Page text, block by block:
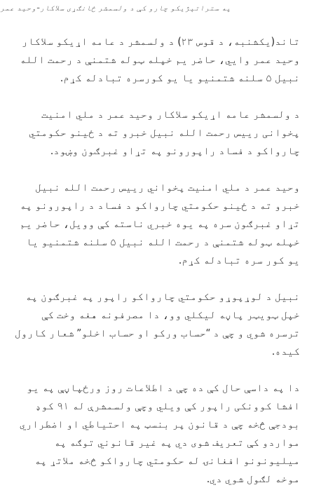
په ستراتېژیکو چارو کې د ولسمشر ځانګړی سلاکار-وحید عمر
تاند(یکشنبه، د قوس ۲۳) د ولسمشر د عامه اړیکو سلاکار
وحید عمر وایي، حاضر یم خپله ټوله شتمنې د رحمت الله
نبیل ۵ سلنه شتمنیو یا یو کورسره تبادله کړم.
د ولسمشر عامه اړیکو سلاکار وحید عمر د ملي امنیت
پخوانی رييس رحمت الله نبیل خبرو ته د ځینو حکومتي
چارواکو د فساد راپورونو په تړاو غبرګون وښود.
وحید عمر د ملي امنیت پخواني رییس رحمت الله نبیل
خبرو ته د ځینو حکومتي چارواکو د فساد د راپورونو په
تړاو غبرګون سره په یوه خبري ناسته کې وویل، حاضر یم
خپله ټوله شتمنې د رحمت الله نبیل ۵ سلنه شتمنیو یا
یو کور سره تبادله کړم.
نبیل د لوړپوړو حکومتي چارواکو راپور په غبرګون په
خپل ټویټر پاڼه لیکلي وو، دا مصرفونه هغه وخت کې
ترسره شوي و چې د “حساب ورکو او حساب اخلو” شعار کارول
کیده.
دا په داسې حال کې ده چې د اطلاعات روز ورځپاڼې په یو
افشا کوونکی راپور کې ویلي وچې ولسمشرې له ۹۱ کوډ
بودجې څخه چې د قانون پر بنسټ په احتیاطي او اضطراري
مواردو کې تعریف شوی دي په غیر قانوني توګه په
میلیونونو افغانۍ له حکومتي چارواکو څخه ملاتړ په
موخه لګول شوي دي.